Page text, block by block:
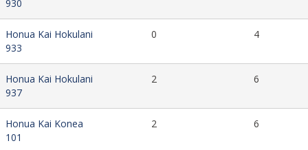
930
Honua Kai Hokulani
933
0 4
Honua Kai Hokulani
937
2 6
Honua Kai Konea
101
2 6